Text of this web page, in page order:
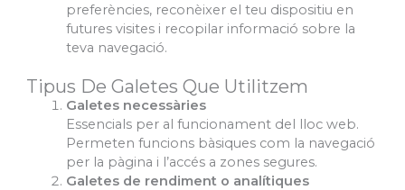
preferències, reconèixer el teu dispositiu en
futures visites i recopilar informació sobre la
teva navegació.
Tipus De Galetes Que Utilitzem
Galetes necessàries
Essencials per al funcionament del lloc web.
Permeten funcions bàsiques com la navegació
per la pàgina i l’accés a zones segures.
Galetes de rendiment o analítiques